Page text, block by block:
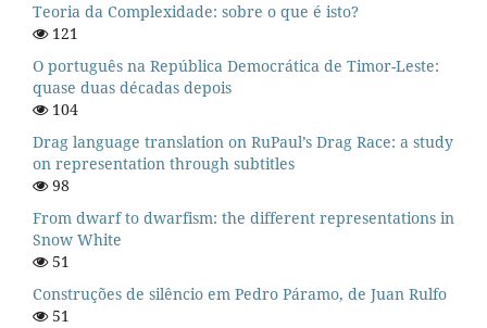
Teoria da Complexidade: sobre o que é isto?
121
O português na República Democrática de Timor-Leste:
quase duas décadas depois
104
Drag language translation on RuPaul’s Drag Race: a study
on representation through subtitles
98
From dwarf to dwarfism: the different representations in
Snow White
51
Construções de silêncio em Pedro Páramo, de Juan Rulfo
51